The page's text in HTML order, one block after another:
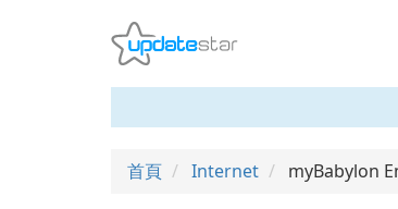
首頁 Internet myBabylon